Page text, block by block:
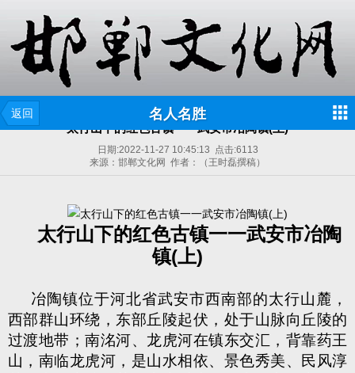
返回 名人名胜
太行山下的红色古镇一一武安市冶陶镇(上)
日期:2022-11-27 10:45:13 点击:6113
来源：邯郸文化网 作者：（王时磊撰稿）
太行山下的红色古镇一一武安市冶陶
镇(上)
冶陶镇位于河北省武安市西南部的太行山麓，
西部群山环绕，东部丘陵起伏，处于山脉向丘陵的
过渡地带；南洺河、龙虎河在镇东交汇，背靠药王
山，南临龙虎河，是山水相依、景色秀美、民风淳